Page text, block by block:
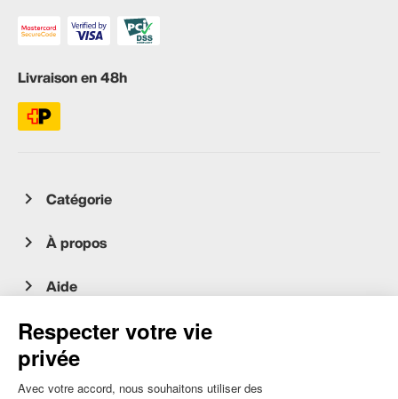
Livraison en 48h
Catégorie
À propos
Aide
Service client
occasion.migros.mobile@recommerce.com